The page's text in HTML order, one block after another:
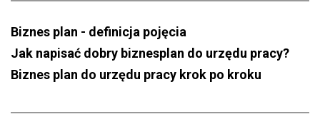
Biznes plan - definicja pojęcia
Jak napisać dobry biznesplan do urzędu pracy?
Biznes plan do urzędu pracy krok po kroku